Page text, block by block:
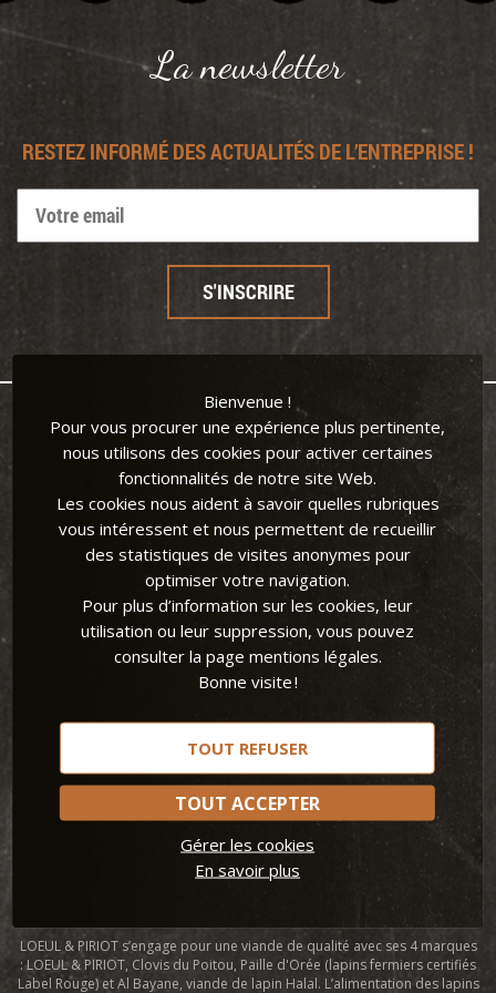
La newsletter
RESTEZ INFORMÉ DES ACTUALITÉS DE L’ENTREPRISE !
Loeul et Piriot
LOEUL & PIRIOT, spécialiste de la viande de lapin et la viande de chevreau
commercialise ses produits auprès de la grande distribution, des
professionnels CHR et à l’export. Grâce à une large gamme de morceaux
de lapin, LOEUL & PIRIOT invite le lapin sur toutes les tables. L’entreprise
avec des conseils sur la cuisson du lapin et des idées recettes. Avec son
site Lapin et papilles, Loeul et Piriot propose de nombreusesrecettes de
lapin
, faciles et rapides pour tous les goûts et toutes les occasions.
Leader européen dans la transformation de viande de lapin, LOEUL &
PIRIOT permet aux consommateurs de cuisiner le lapin simplement et
ainsi de profiter pleinement de tous les bienfaits de la viande de lapin.
LOEUL & PIRIOT s’engage pour une viande de qualité avec ses 4 marques
: LOEUL & PIRIOT, Clovis du Poitou, Paille d'Orée (lapins fermiers certifiés
Label Rouge) et Al Bayane, viande de lapin Halal. L’alimentation des lapins
Panneau de gestion des cookies
Bienvenue !
Pour vous procurer une expérience plus pertinente,
nous utilisons des cookies pour activer certaines
fonctionnalités de notre site Web.
Les cookies nous aident à savoir quelles rubriques
vous intéressent et nous permettent de recueillir
des statistiques de visites anonymes pour
optimiser votre navigation.
Pour plus d’information sur les cookies, leur
utilisation ou leur suppression, vous pouvez
consulter la page mentions légales.
Bonne visite !
TOUT ACCEPTER
TOUT REFUSER
Gérer les cookies
En savoir plus